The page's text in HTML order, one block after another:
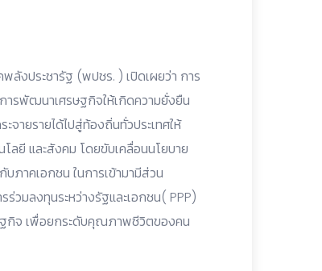
งประชารัฐ (พปชร. ) เปิดเผยว่า การ
รพัฒนาเศรษฐกิจให้เกิดความยั่งยืน
จายรายได้ไปสู่ท้องถิ่นทั่วประเทศให้
ลยี และสังคม โดยขับเคลื่อนนโยบาย
ภาคเอกชน ในการเข้ามามีส่วน
วมลงทุนระหว่างรัฐและเอกชน( PPP)
ฐกิจ เพื่อยกระดับคุณภาพชีวิตของคน